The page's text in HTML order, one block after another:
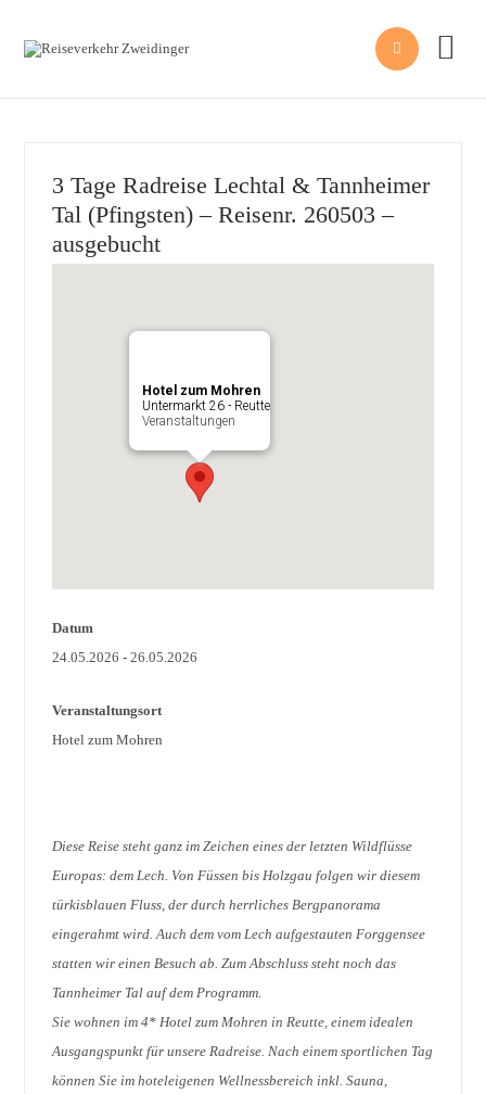


3 Tage Radreise Lechtal & Tannheimer
Tal (Pfingsten) – Reisenr. 260503 –
ausgebucht
Hotel zum Mohren
Untermarkt 26 - Reutte
Veranstaltungen
Datum
24.05.2026 - 26.05.2026
Veranstaltungsort
Hotel zum Mohren
Diese Reise steht ganz im Zeichen eines der letzten Wildflüsse
Europas: dem Lech. Von Füssen bis Holzgau folgen wir diesem
türkisblauen Fluss, der durch herrliches Bergpanorama
eingerahmt wird. Auch dem vom Lech aufgestauten Forggensee
statten wir einen Besuch ab. Zum Abschluss steht noch das
Tannheimer Tal auf dem Programm.
Sie wohnen im 4* Hotel zum Mohren in Reutte, einem idealen
Ausgangspunkt für unsere Radreise. Nach einem sportlichen Tag
können Sie im hoteleigenen Wellnessbereich inkl. Sauna,